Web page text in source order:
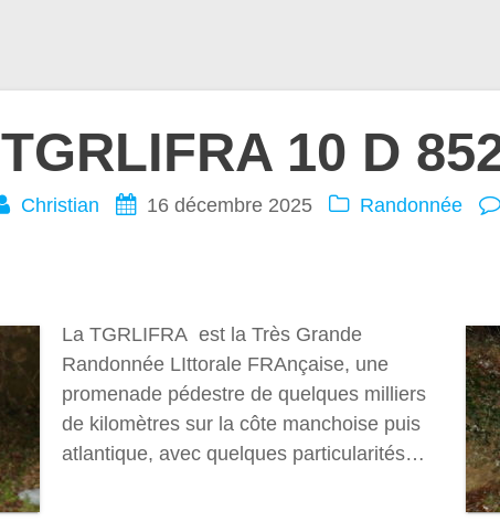
TGRLIFRA 10 D
Christian 16 décembre 2025
Randonnée
La TGRLIFRA est la Très Grande
Randonnée LIttorale FRAnçaise, une
promenade pédestre de quelques milliers
de kilomètres sur la côte manchoise puis
atlantique, avec quelques particularités…